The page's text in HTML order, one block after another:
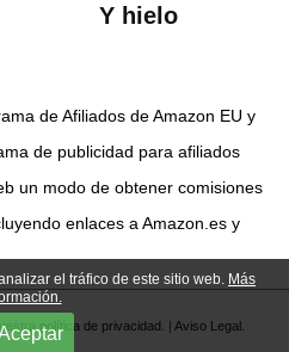
Y hielo
de Afiliados de Amazon EU y
de publicidad para afiliados
un modo de obtener comisiones
enlaces a Amazon.es y
política de privacidad . | Aviso Legal
el tráfico de este sitio web. Más